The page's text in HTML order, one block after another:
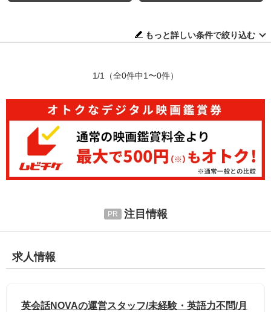
もっと詳しい条件で絞り込む
1/1 （全0件中1〜0件）
注目情報
求人情報
英会話NOVAの運営スタッフ/未経験・英語力不問/月